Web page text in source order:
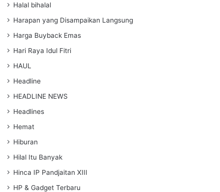
Halal bihalal
Harapan yang Disampaikan Langsung
Harga Buyback Emas
Hari Raya Idul Fitri
HAUL
Headline
HEADLINE NEWS
Headlines
Hemat
Hiburan
Hilal Itu Banyak
Hinca IP Pandjaitan XIII
HP & Gadget Terbaru